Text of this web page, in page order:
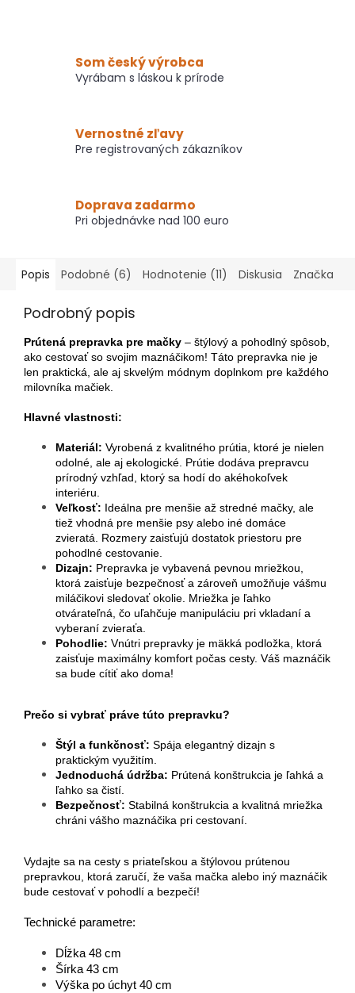
Som český výrobca
Vyrábam s láskou k prírode
Vernostné zľavy
Pre registrovaných zákazníkov
Doprava zadarmo
Pri objednávke nad 100 euro
Popis Podobné (6) Hodnotenie (11) Diskusia Značka
Podrobný popis
Prútená prepravka pre mačky – štýlový a pohodlný spôsob,
ako cestovať so svojim maznáčikom! Táto prepravka nie je
len praktická, ale aj skvelým módnym doplnkom pre každého
milovníka mačiek.
Hlavné vlastnosti:
Materiál: Vyrobená z kvalitného prútia, ktoré je nielen
odolné, ale aj ekologické. Prútie dodáva prepravcu
prírodný vzhľad, ktorý sa hodí do akéhokoľvek
interiéru.
Veľkosť: Ideálna pre menšie až stredné mačky, ale
tiež vhodná pre menšie psy alebo iné domáce
zvieratá. Rozmery zaisťujú dostatok priestoru pre
pohodlné cestovanie.
Dizajn: Prepravka je vybavená pevnou mriežkou,
ktorá zaisťuje bezpečnosť a zároveň umožňuje vášmu
miláčikovi sledovať okolie. Mriežka je ľahko
otvárateľná, čo uľahčuje manipuláciu pri vkladaní a
vyberaní zvieraťa.
Pohodlie: Vnútri prepravky je mäkká podložka, ktorá
zaisťuje maximálny komfort počas cesty. Váš maznáčik
sa bude cítiť ako doma!
Prečo si vybrať práve túto prepravku?
Štýl a funkčnosť: Spája elegantný dizajn s
praktickým využitím.
Jednoduchá údržba: Prútená konštrukcia je ľahká a
ľahko sa čistí.
Bezpečnosť: Stabilná konštrukcia a kvalitná mriežka
chráni vášho maznáčika pri cestovaní.
Vydajte sa na cesty s priateľskou a štýlovou prútenou
prepravkou, ktorá zaručí, že vaša mačka alebo iný maznáčik
bude cestovať v pohodlí a bezpečí!
Technické parametre:
Dĺžka 48 cm
Šírka 43 cm
Výška po úchyt 40 cm